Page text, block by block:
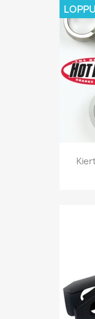
LOPPU